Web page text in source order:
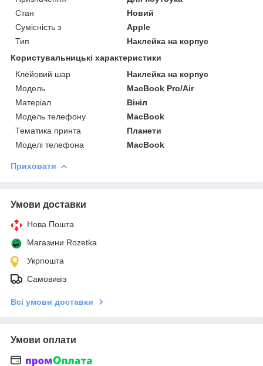
Стан
Новий
Сумісність з
Apple
Тип
Наклейка на корпус
Користувальницькі характеристики
Клейовий шар
Наклейка на корпус
Мoдель
MacBook Pro/Air
Матеріал
Вініл
Модель телефону
MacBook
Тематика принта
Планети
Моделі телефона
MacBook
Приховати
Умови доставки
Нова Пошта
Магазини Rozetka
Укрпошта
Самовивіз
Всі умови доставки
Умови оплати